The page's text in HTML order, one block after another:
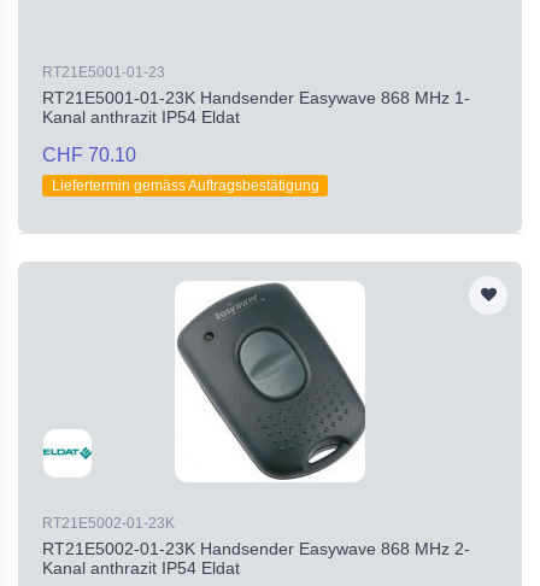
RT21E5001-01-23
RT21E5001-01-23K Handsender Easywave 868 MHz 1-
Kanal anthrazit IP54 Eldat
CHF 70.10
Liefertermin gemäss Auftragsbestätigung
RT21E5002-01-23K
RT21E5002-01-23K Handsender Easywave 868 MHz 2-
Kanal anthrazit IP54 Eldat